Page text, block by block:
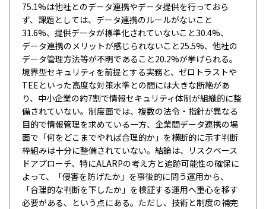
75.1%は他社とのデータ連携やデータ提供を行っておら
ず、課題としては、データ連携のルールがないこと
31.6%、提供データが標準化されていないこと30.4%、
データ連携のメリットが感じられないこと25.5%、他社の
データ管理方法等が不明であること20.2%が挙げられる。
境界型セキュリティを前提とする実務と、ゼロトラストや
TEEといった高度な対策水準との間には大きな断絶があ
り、中小企業の約7割で情報セキュリティ体制が組織的に整
備されていない。制度面では、複数の法令・指針が異なる
目的で情報管理を求めている一方、企業間データ連携の場
面で「何をどこまでやれば合理的か」を横断的に示す判断
枠組みは十分に整備されていない。結論は、リスクベース
ドアプローチ、特にALARPの考え方と追跡可能性の確保に
よって、「侵害を防げたか」を事後的に問う運用から、
「合理的な判断を下したか」を検証する運用へ重心を移す
必要がある、という点にある。ただし、技術と制度の補完